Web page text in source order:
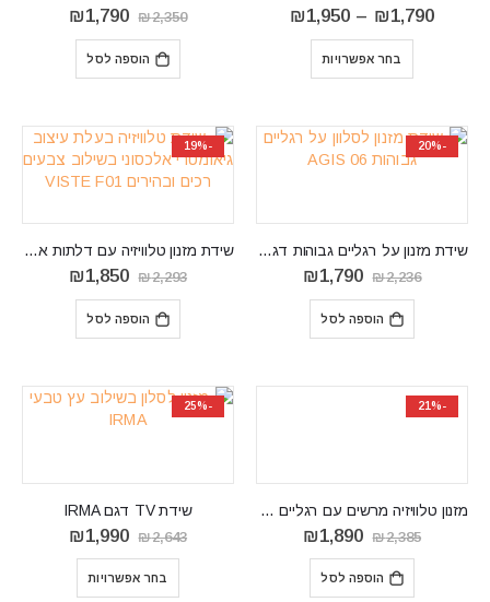
₪1,790
–
₪1,950
בחר אפשרויות
₪2,350
המחיר
המקורי
היה:
₪2,350.
₪1,790
הוספה לסל
-20%
שידת מזנון על רגליים גבוהות דגם AGIS 06
₪2,236
המחיר
המקורי
היה:
₪2,236.
₪1,790
הוספה לסל
-19%
שידת מזנון טלוויזיה עם דלתות אלכסוניות דגם VISTE F01
₪2,293
המחיר
המקורי
היה:
₪2,293.
₪1,850
הוספה לסל
-21%
מזנון טלוויזיה מרשים עם רגליים גבוהות ומקום אחסון WOODY RTV
₪2,385
המחיר
המקורי
היה:
₪2,385.
₪1,890
הוספה לסל
-25%
שידת TV דגם IRMA
₪2,643
המחיר
המקורי
₪2,643.
₪1,990
בחר אפשרויות